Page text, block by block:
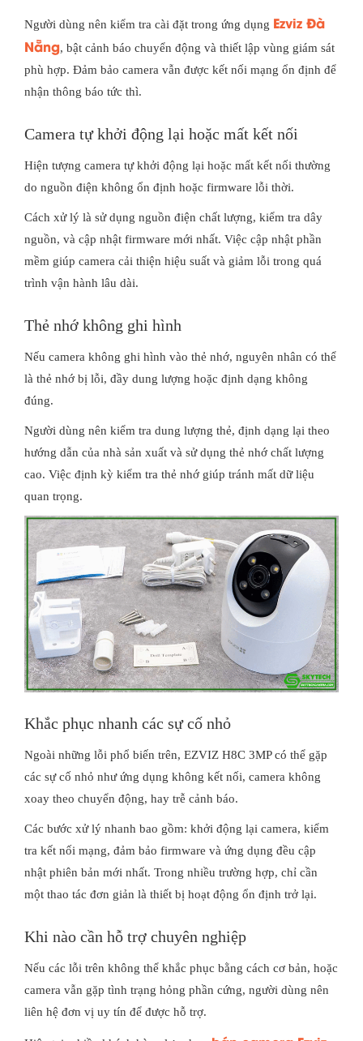
Người dùng nên kiểm tra cài đặt trong ứng dụng Ezviz Đà
Nẵng, bật cảnh báo chuyển động và thiết lập vùng giám sát
phù hợp. Đảm bảo camera vẫn được kết nối mạng ổn định để
nhận thông báo tức thì.
Camera tự khởi động lại hoặc mất kết nối
Hiện tượng camera tự khởi động lại hoặc mất kết nối thường
do nguồn điện không ổn định hoặc firmware lỗi thời.
Cách xử lý là sử dụng nguồn điện chất lượng, kiểm tra dây
nguồn, và cập nhật firmware mới nhất. Việc cập nhật phần
mềm giúp camera cải thiện hiệu suất và giảm lỗi trong quá
trình vận hành lâu dài.
Thẻ nhớ không ghi hình
Nếu camera không ghi hình vào thẻ nhớ, nguyên nhân có thể
là thẻ nhớ bị lỗi, đầy dung lượng hoặc định dạng không
đúng.
Người dùng nên kiểm tra dung lượng thẻ, định dạng lại theo
hướng dẫn của nhà sản xuất và sử dụng thẻ nhớ chất lượng
cao. Việc định kỳ kiểm tra thẻ nhớ giúp tránh mất dữ liệu
quan trọng.
Khắc phục nhanh các sự cố nhỏ
Ngoài những lỗi phổ biến trên, EZVIZ H8C 3MP có thể gặp
các sự cố nhỏ như ứng dụng không kết nối, camera không
xoay theo chuyển động, hay trễ cảnh báo.
Các bước xử lý nhanh bao gồm: khởi động lại camera, kiểm
tra kết nối mạng, đảm bảo firmware và ứng dụng đều cập
nhật phiên bản mới nhất. Trong nhiều trường hợp, chỉ cần
một thao tác đơn giản là thiết bị hoạt động ổn định trở lại.
Khi nào cần hỗ trợ chuyên nghiệp
Nếu các lỗi trên không thể khắc phục bằng cách cơ bản, hoặc
camera vẫn gặp tình trạng hỏng phần cứng, người dùng nên
liên hệ đơn vị uy tín để được hỗ trợ.